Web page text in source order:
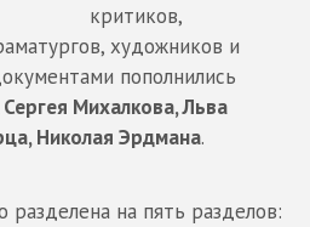
критиков,
художников и
пополнились
Михалкова, Льва
Николая Эрдмана.
разделена на пять разделов: